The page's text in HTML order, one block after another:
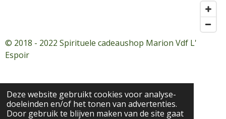
Deze website gebruikt cookies voor analyse-
doeleinden en/of het tonen van advertenties.
Door gebruik te blijven maken van de site gaat
© 2018 - 2022 Spirituele cadeaushop Marion Vdf L'
Espoir